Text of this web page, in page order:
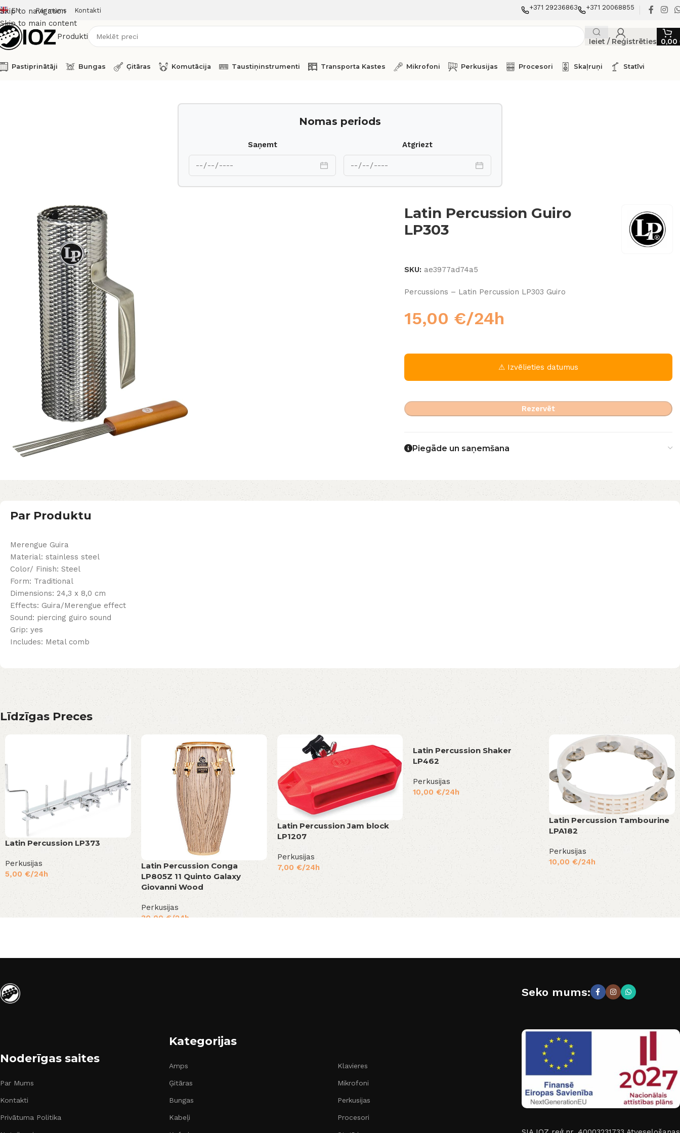
Skip to navigation
Skip to main content
EN Par mums Kontakti +371 29236863 +371 20068855
Produkti
Ieiet / Reģistrēties 0,00
Pastiprinātāji Bungas Ģitāras Komutācija Taustiņinstrumenti Transporta Kastes Mikrofoni Perkusijas Procesori Skaļruņi Statīvi
Nomas periods
Saņemt Atgriezt
Latin Percussion Guiro
LP303
SKU: ae3977ad74a5
Percussions – Latin Percussion LP303 Guiro
15,00 €/24h
⚠ Izvēlieties datumus
Rezervēt
Piegāde un saņemšana
Par Produktu
Merengue Guira
Material: stainless steel
Color/ Finish: Steel
Form: Traditional
Dimensions: 24,3 x 8,0 cm
Effects: Guira/Merengue effect
Sound: piercing guiro sound
Grip: yes
Includes: Metal comb
Līdzīgas Preces
Latin Percussion LP373
Perkusijas
5,00 €/24h
Latin Percussion Conga
LP805Z 11 Quinto Galaxy
Giovanni Wood
Perkusijas
30,00 €/24h
Latin Percussion Jam block
LP1207
Perkusijas
7,00 €/24h
Latin Percussion Shaker
LP462
Perkusijas
10,00€/24h
Latin Percussion Tambourine
LPA182
Perkusijas
10,00€/24h
Noderīgas saites
Par Mums
Kontakti
Privātuma Politika
Kategorijas
Amps
Ģitāras
Bungas
Kabeļi
Klavieres
Mikrofoni
Perkusijas
Procesori
Seko mums: